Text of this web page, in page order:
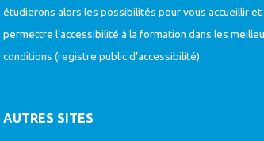
étudierons alors les possibilités pour vous accueillir et
permettre l’accessibilité à la formation dans les
conditions (registre public d’accessibilité).
AUTRES SITES